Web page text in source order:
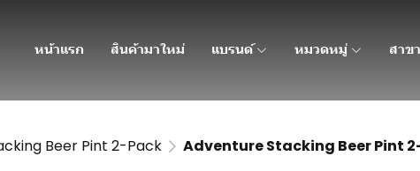
หน้าแรก สินค้ามาใหม่ แบรนด์ หมวดหมู่ สาขา
Beer Pint 2-Pack Adventure Stacking Beer Pint